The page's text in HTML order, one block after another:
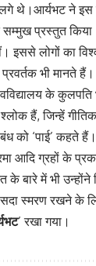
लगे थे।आर्यभट ने
प्रस्तुत किया।
लोगों का
भी मानते
के
हैं, जिन्हें
को ‘पाई’ कहते
आदि ग्रहों के
के बारे में भी
स्मरण रखने के
’ रखा गया।